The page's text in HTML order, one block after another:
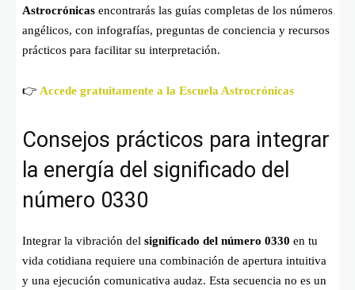
Astrocrónicas encontrarás las guías completas de los números
angélicos, con infografías, preguntas de conciencia y recursos
prácticos para facilitar su interpretación.
👉 Accede gratuitamente a la Escuela Astrocrónicas
Consejos prácticos para integrar
la energía del significado del
número 0330
Integrar la vibración del significado del número 0330 en tu
vida cotidiana requiere una combinación de apertura intuitiva
y una ejecución comunicativa audaz. Esta secuencia no es un